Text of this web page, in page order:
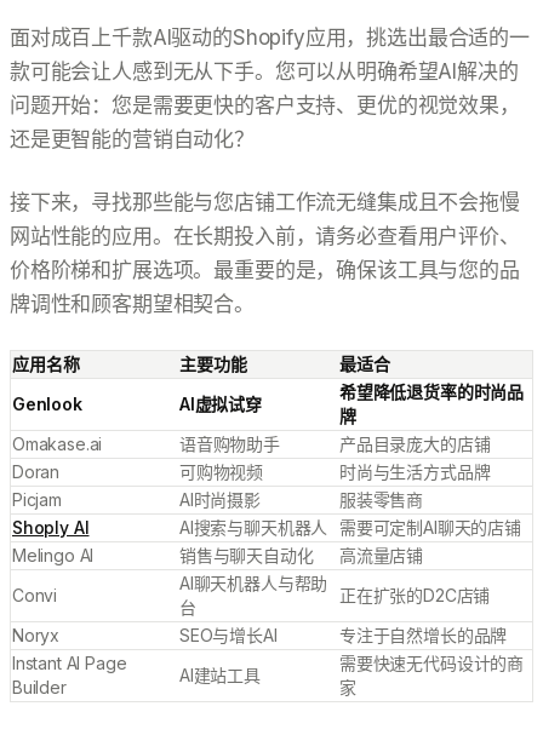
面对成百上千款AI驱动的Shopify应用，挑选出最合适的一
款可能会让人感到无从下手。您可以从明确希望AI解决的
问题开始：您是需要更快的客户支持、更优的视觉效果，
还是更智能的营销自动化？
接下来，寻找那些能与您店铺工作流无缝集成且不会拖慢
网站性能的应用。在长期投入前，请务必查看用户评价、
价格阶梯和扩展选项。最重要的是，确保该工具与您的品
牌调性和顾客期望相契合。
应用名称 主要功能
最适合
Genlook
AI虚拟试穿
希望降低退货率的时尚品
牌
Omakase.ai
语音购物助手
产品目录庞大的店铺
Doran
可购物视频
时尚与生活方式品牌
Picjam
AI时尚摄影
服装零售商
Shoply AI
AI搜索与聊天机器人
需要可定制AI聊天的店铺
Melingo AI
销售与聊天自动化
高流量店铺
Convi
AI聊天机器人与帮助
台
正在扩张的D2C店铺
Noryx
SEO与增长AI
专注于自然增长的品牌
Instant AI Page
Builder
AI建站工具
需要快速无代码设计的商
家